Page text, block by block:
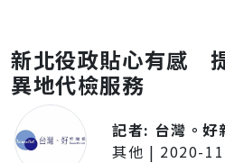
新北役政貼心有感
異地代檢服務
記者: 台灣。好
其他 | 2020-